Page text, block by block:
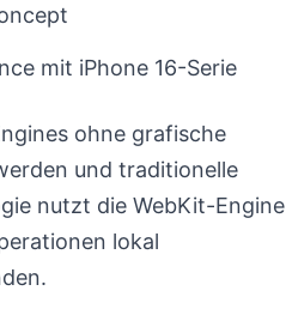
mit iPhone 16-Serie
ohne grafische
und traditionelle
nutzt die WebKit-Engine
lokal